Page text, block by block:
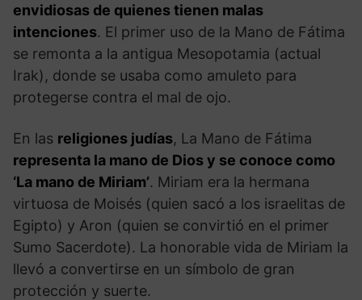
envidiosas de quienes tienen malas
intenciones. El primer uso de la Mano de Fátima
se remonta a la antigua Mesopotamia (actual
Irak), donde se usaba como amuleto para
protegerse contra el mal de ojo.
En las religiones judías, La Mano de Fátima
representa la mano de Dios y se conoce como
‘La mano de Miriam’. Miriam era la hermana
virtuosa de Moisés (quien sacó a los israelitas de
Egipto) y Aron (quien se convirtió en el primer
Sumo Sacerdote). La honorable vida de Miriam la
llevó a convertirse en un símbolo de gran
protección y suerte.